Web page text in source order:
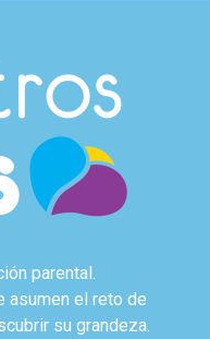
parental.
asumen el reto de
su grandeza.